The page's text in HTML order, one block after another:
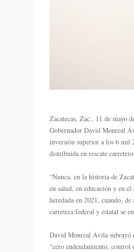
Zacatecas, Zac., 11 de mayo
Gobernador David Monreal
inversión superior a los 6 mil
distribuida en rescate
“Nunca, en la historia de
en salud, en educación y en
heredada en 2021, cuando,
carretera federal y estatal se
David Monreal Ávila subrayó
“cero endeudamiento,